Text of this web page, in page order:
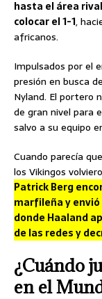
hasta el área
colocar el 1-1,
africanos.
Impulsados por el
presión en busca
Nyland. El portero
de gran nivel para
salvo a su equipo
Cuando parecía
los Vikingos
Patrick Berg
marfileña y
donde Haaland
de las redes y
¿Cuándo
en el